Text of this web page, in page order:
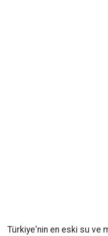
Türkiye'nin en eski su ve